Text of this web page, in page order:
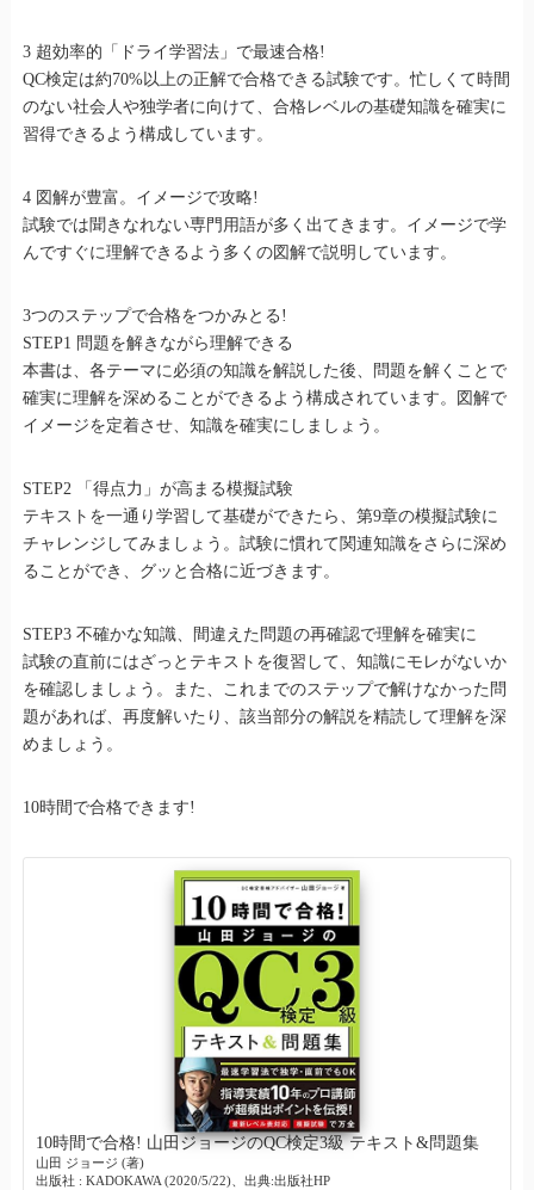
3 超効率的「ドライ学習法」で最速合格!
QC検定は約70%以上の正解で合格できる試験です。忙しくて時間
のない社会人や独学者に向けて、合格レベルの基礎知識を確実に
習得できるよう構成しています。
4 図解が豊富。イメージで攻略!
試験では聞きなれない専門用語が多く出てきます。イメージで学
んですぐに理解できるよう多くの図解で説明しています。
3つのステップで合格をつかみとる!
STEP1 問題を解きながら理解できる
本書は、各テーマに必須の知識を解説した後、問題を解くことで
確実に理解を深めることができるよう構成されています。図解で
イメージを定着させ、知識を確実にしましょう。
STEP2 「得点力」が高まる模擬試験
テキストを一通り学習して基礎ができたら、第9章の模擬試験に
チャレンジしてみましょう。試験に慣れて関連知識をさらに深め
ることができ、グッと合格に近づきます。
STEP3 不確かな知識、間違えた問題の再確認で理解を確実に
試験の直前にはざっとテキストを復習して、知識にモレがないか
を確認しましょう。また、これまでのステップで解けなかった問
題があれば、再度解いたり、該当部分の解説を精読して理解を深
めましょう。
10時間で合格できます!
10時間で合格! 山田ジョージのQC検定3級 テキスト&問題集
山田 ジョージ (著)
出版社 : KADOKAWA (2020/5/22)、出典:出版社HP